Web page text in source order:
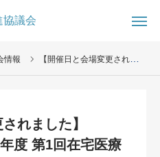
協議会
情報 【開催日と会場変更されました】[R8.2.17開催]令和7年度 第1回在宅医療塾（主催:伊勢崎佐波医師会）の開催について
れました】
度 第1回在宅医療
協議会
お問合せ